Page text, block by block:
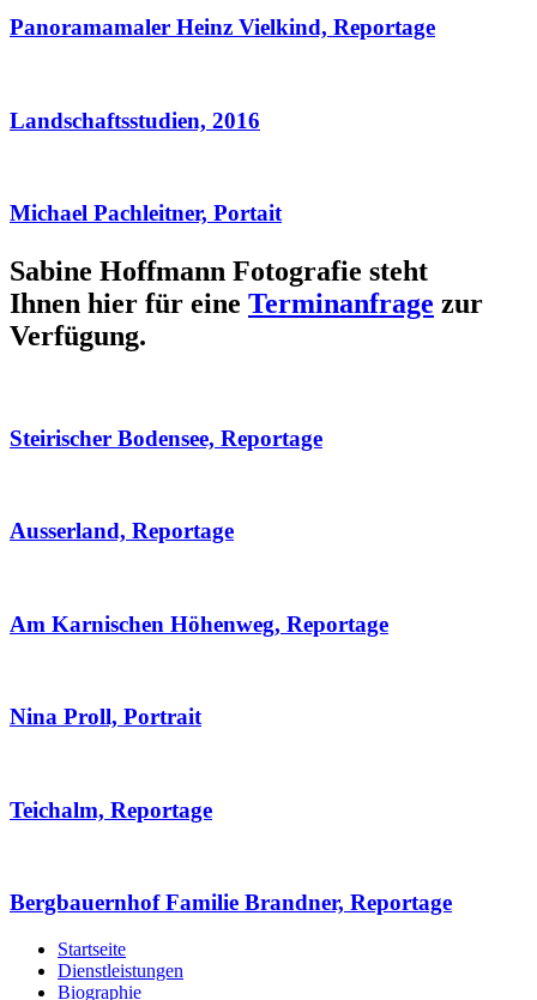
Panoramamaler Heinz Vielkind, Reportage
Landschaftsstudien, 2016
Michael Pachleitner, Portait
Sabine Hoffmann Fotografie steht
Ihnen hier für eine Terminanfrage zur
Verfügung.
Steirischer Bodensee, Reportage
Ausserland, Reportage
Am Karnischen Höhenweg, Reportage
Nina Proll, Portrait
Teichalm, Reportage
Bergbauernhof Familie Brandner, Reportage
Startseite
Dienstleistungen
Biographie